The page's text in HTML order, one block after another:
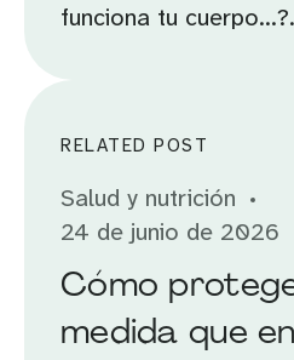
funciona tu cuerpo...?.
RELATED POST
Salud y nutrición
24 de junio de 2026
Cómo
medida que